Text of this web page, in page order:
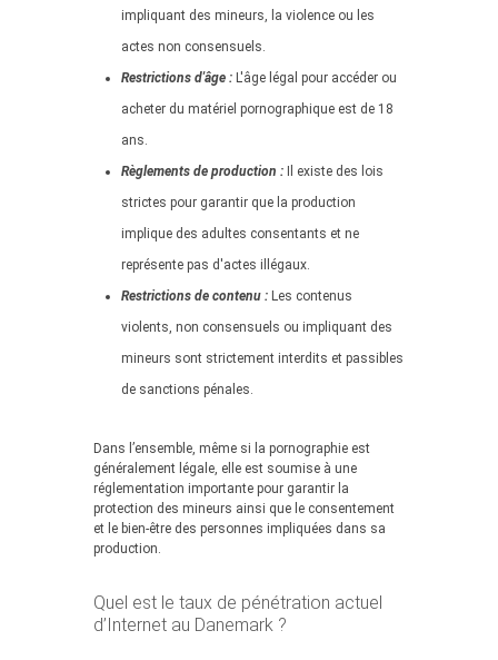
impliquant des mineurs, la violence ou les
actes non consensuels.
Restrictions d'âge : L'âge légal pour accéder ou
acheter du matériel pornographique est de 18
ans.
Règlements de production : Il existe des lois
strictes pour garantir que la production
implique des adultes consentants et ne
représente pas d'actes illégaux.
Restrictions de contenu : Les contenus
violents, non consensuels ou impliquant des
mineurs sont strictement interdits et passibles
de sanctions pénales.
Dans l’ensemble, même si la pornographie est
généralement légale, elle est soumise à une
réglementation importante pour garantir la
protection des mineurs ainsi que le consentement
et le bien-être des personnes impliquées dans sa
production.
Quel est le taux de pénétration actuel
d’Internet au Danemark ?